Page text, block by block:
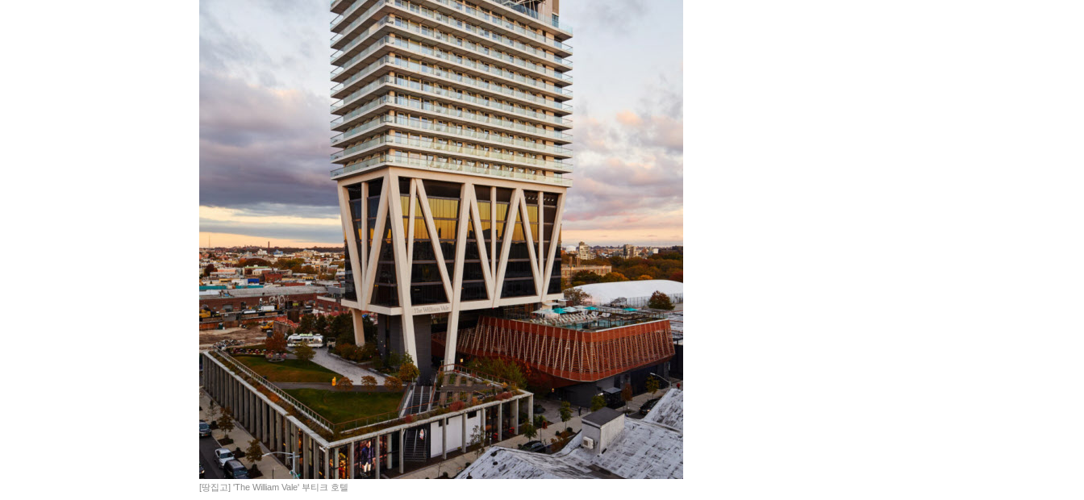
[땅집고] 'The William Vale' 부티크 호텔